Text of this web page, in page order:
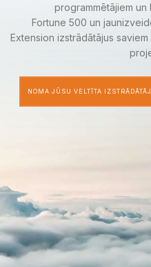
programmētājiem un
Fortune 500 un
Extension izstrādātājus
NOMA JŪSU VELTĪTA